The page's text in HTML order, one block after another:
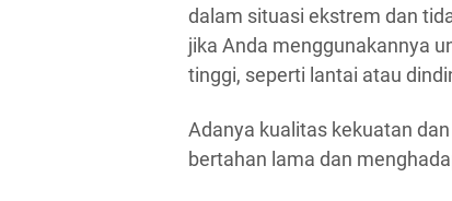
dalam situasi ekstrem dan
jika Anda menggunakannya
tinggi, seperti lantai atau
Adanya kualitas kekuatan
bertahan lama dan